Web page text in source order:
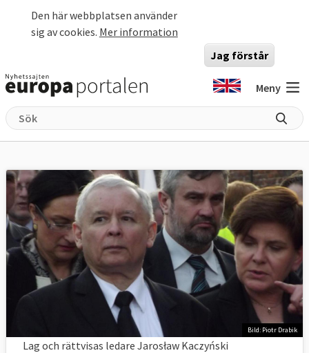
Den här webbplatsen använder
sig av cookies. Mer information
Jag förstår
Meny
Bild: Piotr Drabik
Lag och rättvisas ledare Jarosław Kaczyński